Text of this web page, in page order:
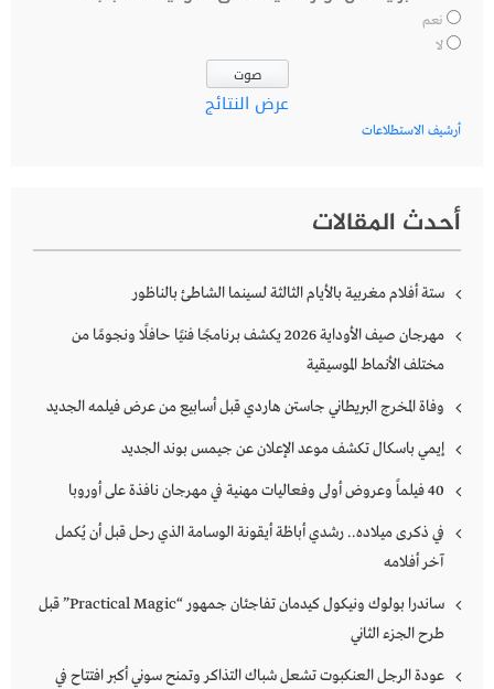
نعم
لا
عرض النتائج
أرشيف الاستطلاعات
أحدث المقالات
ستة أفلام مغربية بالأيام الثالثة لسينما الشاطئ بالناظور
مهرجان صيف الأوداية 2026 يكشف برنامجًا فنيًا حافلًا ونجومًا من
مختلف الأنماط الموسيقية
وفاة المخرج البريطاني جاستن هاردي قبل أسابيع من عرض فيلمه الجديد
إيمي باسكال تكشف موعد الإعلان عن جيمس بوند الجديد
40 فيلماً وعروض أولى وفعاليات مهنية في مهرجان نافذة على أوروبا
في ذكرى ميلاده.. رشدي أباظة أيقونة الوسامة الذي رحل قبل أن يُكمل
آخر أفلامه
ساندرا بولوك ونيكول كيدمان تفاجئان جمهور “Practical Magic” قبل
طرح الجزء الثاني
عودة الرجل العنكبوت تشعل شباك التذاكر وتمنح سوني أكبر افتتاح في